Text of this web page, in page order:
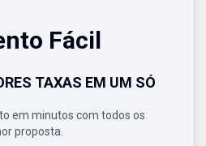
Fácil
TAXAS EM UM SÓ
em minutos com todos os
proposta.